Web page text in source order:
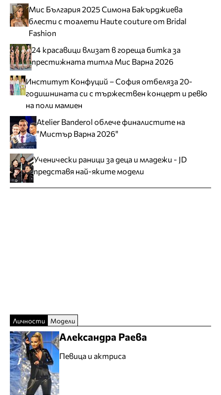
Мис България 2025 Симона Бакърджиева
блести с тоалети Haute couture от Bridal
Fashion
24 красавици влизат в гореща битка за
престижната титла Мис Варна 2026
Институт Конфуций – София отбеляза 20-
годишнината си с тържествен концерт и ревю
на поли мамиен
Atelier Banderol облече финалистите на
"Мистър Варна 2026"
Ученически раници за деца и младежи - JD
представя най-яките модели
Личности Модели
Александра Раева
Певица и актриса